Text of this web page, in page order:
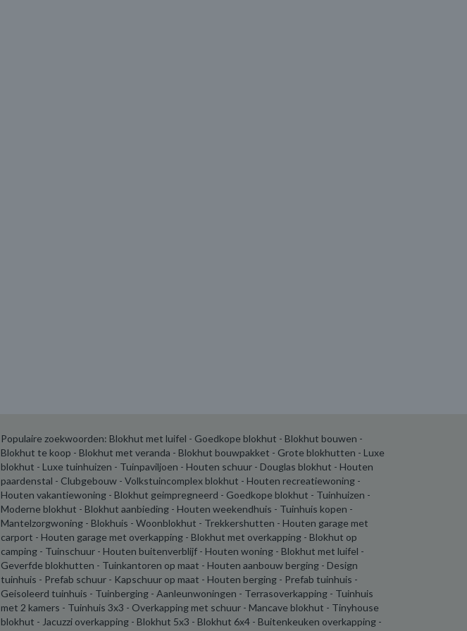
Populaire zoekwoorden: Blokhut met luifel - Goedkope blokhut - Blokhut bouwen -
Blokhut te koop - Blokhut met veranda - Blokhut bouwpakket - Grote blokhutten - Luxe
blokhut - Luxe tuinhuizen - Tuinpaviljoen - Houten schuur - Douglas blokhut - Houten
paardenstal - Clubgebouw - Volkstuincomplex blokhut - Houten recreatiewoning -
Houten vakantiewoning - Blokhut geimpregneerd - Goedkope blokhut - Tuinhuizen -
Moderne blokhut - Blokhut aanbieding - Houten weekendhuis - Tuinhuis kopen -
Mantelzorgwoning - Blokhuis - Woonblokhut - Trekkershutten - Houten garage met
carport - Houten garage met overkapping - Blokhut met overkapping - Blokhut op
camping - Tuinschuur - Houten buitenverblijf - Houten woning - Blokhut met luifel -
Geverfde blokhutten - Tuinkantoren op maat - Houten aanbouw berging - Design
tuinhuis - Prefab schuur - Kapschuur op maat - Houten berging - Prefab tuinhuis -
Geisoleerd tuinhuis - Tuinberging - Aanleunwoningen - Terrasoverkapping - Tuinhuis
met 2 kamers - Tuinhuis 3x3 - Overkapping met schuur - Mancave blokhut - Tinyhouse
blokhut - Jacuzzi overkapping - Blokhut 5x3 - Blokhut 6x4 - Buitenkeuken overkapping -